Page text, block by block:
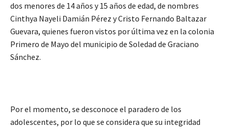
dos menores de 14 años y 15 años de edad, de nombres
Cinthya Nayeli Damián Pérez y Cristo Fernando Baltazar
Guevara, quienes fueron vistos por última vez en la colonia
Primero de Mayo del municipio de Soledad de Graciano
Sánchez.
Por el momento, se desconoce el paradero de los
adolescentes, por lo que se considera que su integridad